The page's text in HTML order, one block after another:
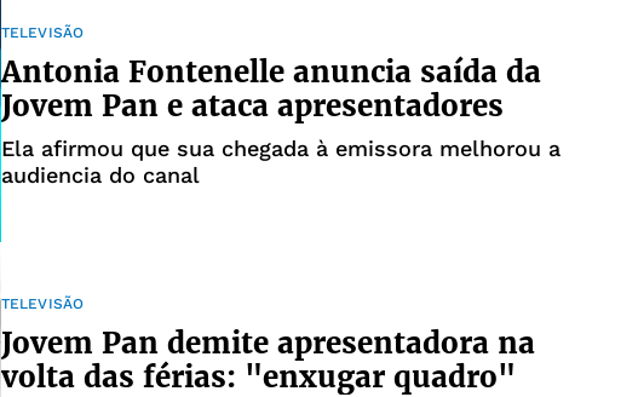
TELEVISÃO
Antonia Fontenelle anuncia saída da
Jovem Pan e ataca apresentadores
Ela afirmou que sua chegada à emissora melhorou a
audiencia do canal
TELEVISÃO
Jovem Pan demite apresentadora na
volta das férias: "enxugar quadro"